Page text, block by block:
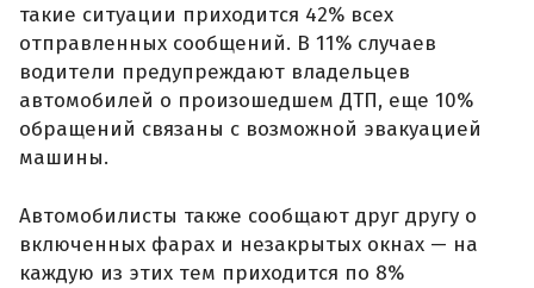
такие ситуации приходится 42% всех
отправленных сообщений. В 11% случаев
водители предупреждают владельцев
автомобилей о произошедшем ДТП, еще 10%
обращений связаны с возможной эвакуацией
машины.
Автомобилисты также сообщают друг другу о
включенных фарах и незакрытых окнах — на
каждую из этих тем приходится по 8%